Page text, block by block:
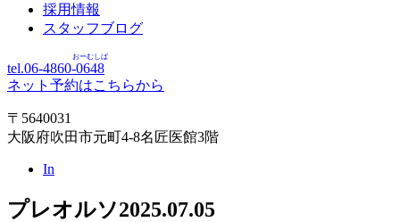
採用情報
スタッフブログ
tel.06-4860-0648
おーむしば
ネット予約はこちらから
〒5640031
大阪府吹田市元町4-8名匠医館3階
In
プレオルソ2025.07.05